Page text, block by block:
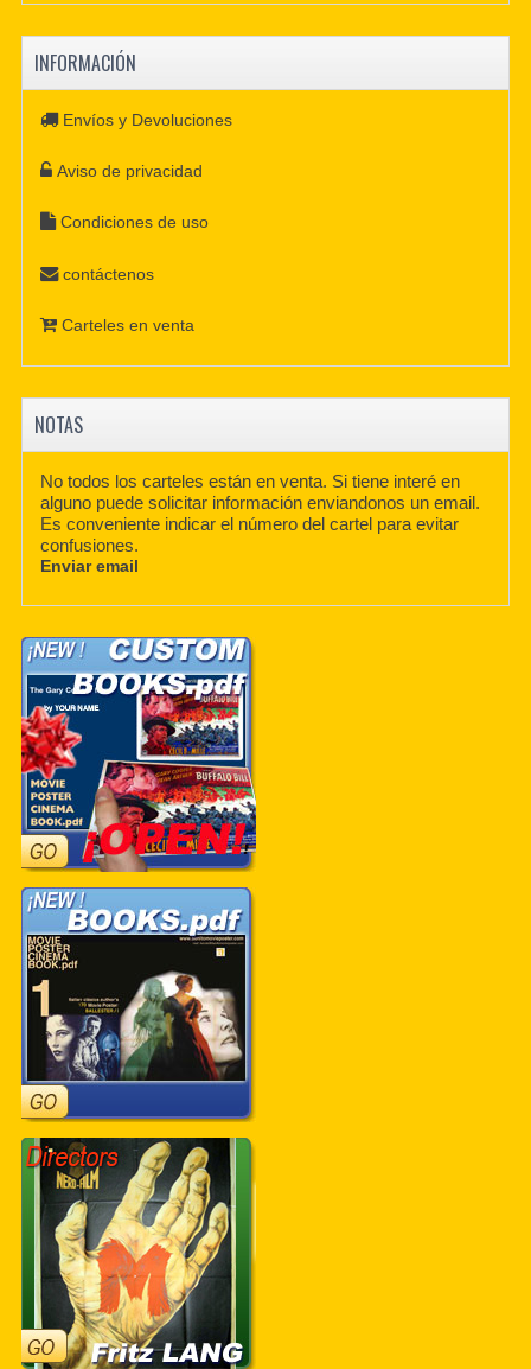
INFORMACIÓN
Envíos y Devoluciones
Aviso de privacidad
Condiciones de uso
contáctenos
Carteles en venta
NOTAS
No todos los carteles están en venta. Si tiene interé en
alguno puede solicitar información enviandonos un email.
Es conveniente indicar el número del cartel para evitar
confusiones.
Enviar email